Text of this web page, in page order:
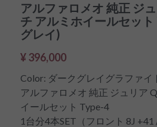
アルファロメオ 純正 ジ
チ アルミホイールセット
グレイ)
¥ 396,000
Color: ダークグレイグラファイ
アルファロメオ 純正 ジュリア
イールセット Type-4
1台分4本SET（フロント 8J +41